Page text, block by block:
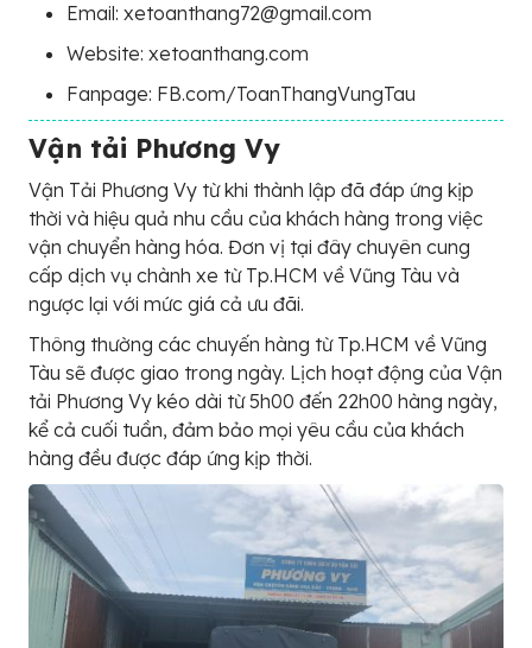
Email: xetoanthang72@gmail.com
Website: xetoanthang.com
Fanpage: FB.com/ToanThangVungTau
Vận tải Phương Vy
Vận Tải Phương Vy từ khi thành lập đã đáp ứng kịp
thời và hiệu quả nhu cầu của khách hàng trong việc
vận chuyển hàng hóa. Đơn vị tại đây chuyên cung
cấp dịch vụ chành xe từ Tp.HCM về Vũng Tàu và
ngược lại với mức giá cả ưu đãi.
Thông thường các chuyến hàng từ Tp.HCM về Vũng
Tàu sẽ được giao trong ngày. Lịch hoạt động của Vận
tải Phương Vy kéo dài từ 5h00 đến 22h00 hàng ngày,
kể cả cuối tuần, đảm bảo mọi yêu cầu của khách
hàng đều được đáp ứng kịp thời.